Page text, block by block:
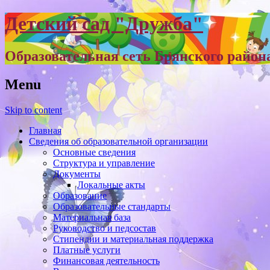
Детский сад "Дружба"
Образовательная сеть Брянского
Menu
Skip to content
Главная
Сведения об образовательной организации
Основные сведения
Структура и управление
Документы
Локальные акты
Образование
Образовательные стандарты
Материальная база
Руководство и педсостав
Стипендии и материальная поддержка
Платные услуги
Финансовая деятельность